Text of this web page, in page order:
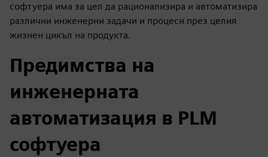
софтуера има за цел да рационализира и автоматизира
различни инженерни задачи и процеси през целия
жизнен цикъл на продукта.
Предимства на
инженерната
автоматизация в PLM
софтуера